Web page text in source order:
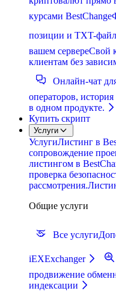
курсами BestChange
позиции и TXT-
вашем сервереСвой
клиентам без
Онлайн-чат
операторов,
в одном продукте.
Купить скрипт
Услуги
УслугиЛистинг в
сопровождение
листингом в
проверка
рассмотрения.
Общие услуги
Все услуги
iEXExchanger
продвижение
индексации